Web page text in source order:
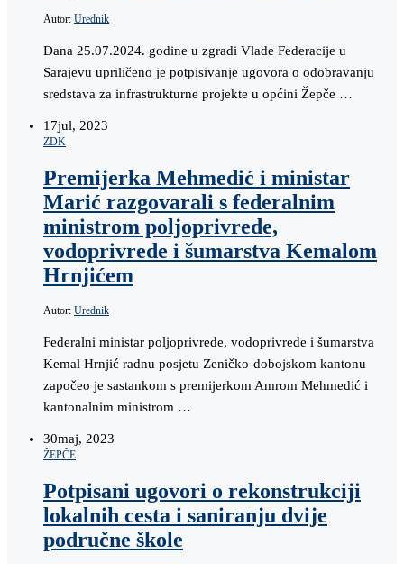
Autor: Urednik
Dana 25.07.2024. godine u zgradi Vlade Federacije u
Sarajevu upriličeno je potpisivanje ugovora o odobravanju
sredstava za infrastrukturne projekte u općini Žepče …
17jul, 2023
ZDK
Premijerka Mehmedić i ministar
Marić razgovarali s federalnim
ministrom poljoprivrede,
vodoprivrede i šumarstva Kemalom
Hrnjićem
Autor: Urednik
Federalni ministar poljoprivrede, vodoprivrede i šumarstva
Kemal Hrnjić radnu posjetu Zeničko-dobojskom kantonu
započeo je sastankom s premijerkom Amrom Mehmedić i
kantonalnim ministrom …
30maj, 2023
ŽEPČE
Potpisani ugovori o rekonstrukciji
lokalnih cesta i saniranju dvije
područne škole